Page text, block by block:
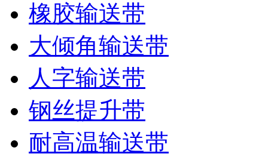
橡胶输送带
大倾角输送带
人字输送带
钢丝提升带
耐高温输送带